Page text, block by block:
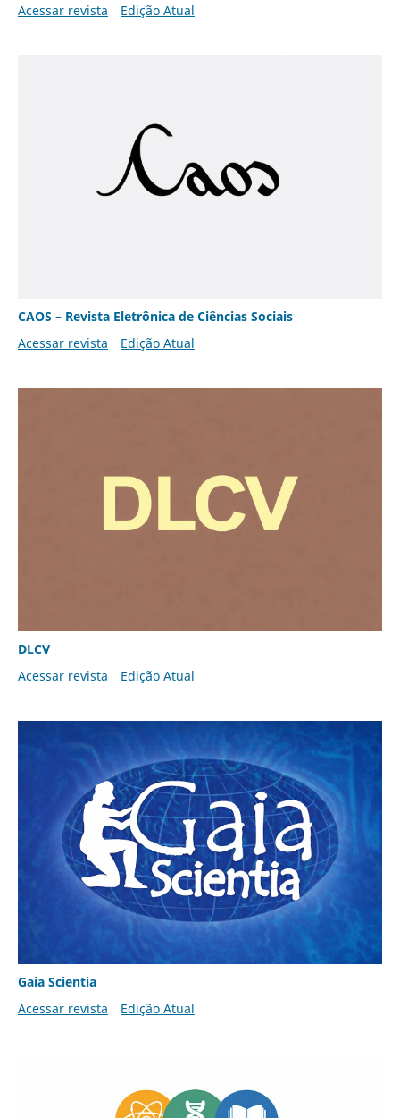
Acessar revista
Edição Atual
CAOS – Revista Eletrônica de Ciências Sociais
Acessar revista
Edição Atual
DLCV
Acessar revista
Edição Atual
Gaia Scientia
Acessar revista
Edição Atual